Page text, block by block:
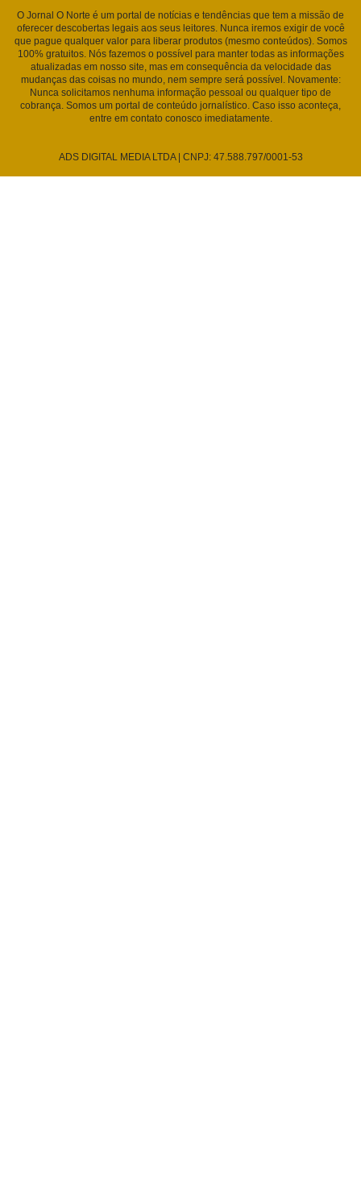
O Jornal O Norte é um portal de notícias e tendências que tem a missão de
oferecer descobertas legais aos seus leitores. Nunca iremos exigir de você
que pague qualquer valor para liberar produtos (mesmo conteúdos). Somos
100% gratuitos. Nós fazemos o possível para manter todas as informações
atualizadas em nosso site, mas em consequência da velocidade das
mudanças das coisas no mundo, nem sempre será possível. Novamente:
Nunca solicitamos nenhuma informação pessoal ou qualquer tipo de
cobrança. Somos um portal de conteúdo jornalístico. Caso isso aconteça,
entre em contato conosco imediatamente.
ADS DIGITAL MEDIA LTDA | CNPJ: 47.588.797/0001-53